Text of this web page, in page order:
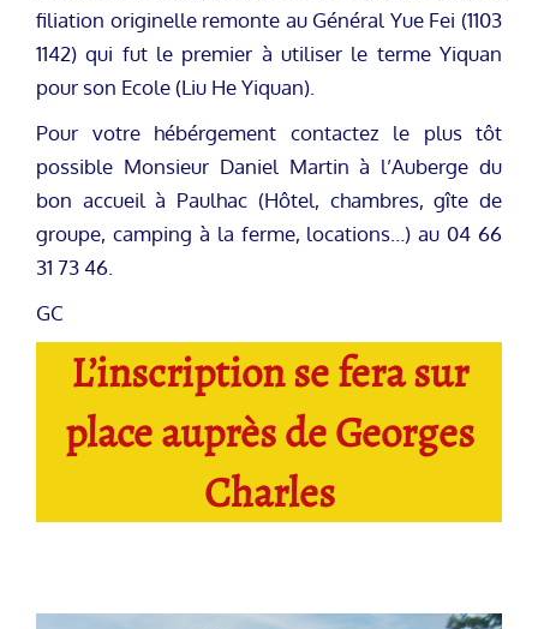
filiation originelle remonte au Général Yue Fei (1103
1142) qui fut le premier à utiliser le terme Yiquan
pour son Ecole (Liu He Yiquan).
Pour votre hébérgement contactez le plus tôt
possible Monsieur Daniel Martin à l’Auberge du
bon accueil à Paulhac (Hôtel, chambres, gîte de
groupe, camping à la ferme, locations…) au 04 66
31 73 46.
GC
L’inscription se fera sur
place auprès de Georges
Charles